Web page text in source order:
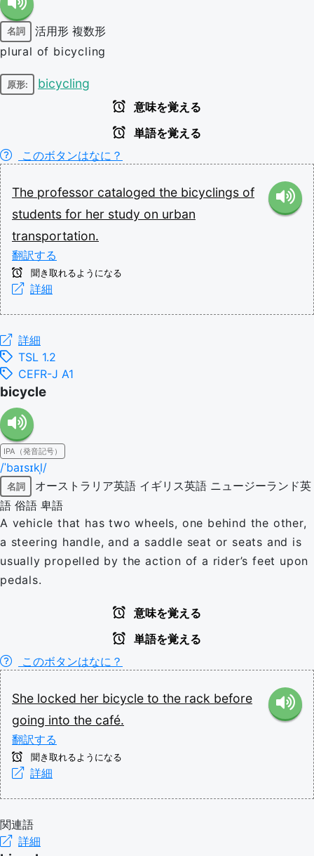
名詞 活用形 複数形
plural of bicycling
原形: bicycling
意味を覚える
単語を覚える
このボタンはなに？
The professor cataloged the bicyclings of
students for her study on urban
transportation.
翻訳する
聞き取れるようになる
詳細
詳細
TSL 1.2
CEFR-J A1
bicycle
IPA（発音記号）
/ˈbaɪsɪkl̩/
名詞 オーストラリア英語 イギリス英語 ニュージーランド英
語 俗語 卑語
A vehicle that has two wheels, one behind the other,
a steering handle, and a saddle seat or seats and is
usually propelled by the action of a rider’s feet upon
pedals.
意味を覚える
単語を覚える
このボタンはなに？
She locked her bicycle to the rack before
going into the café.
翻訳する
聞き取れるようになる
詳細
関連語
詳細